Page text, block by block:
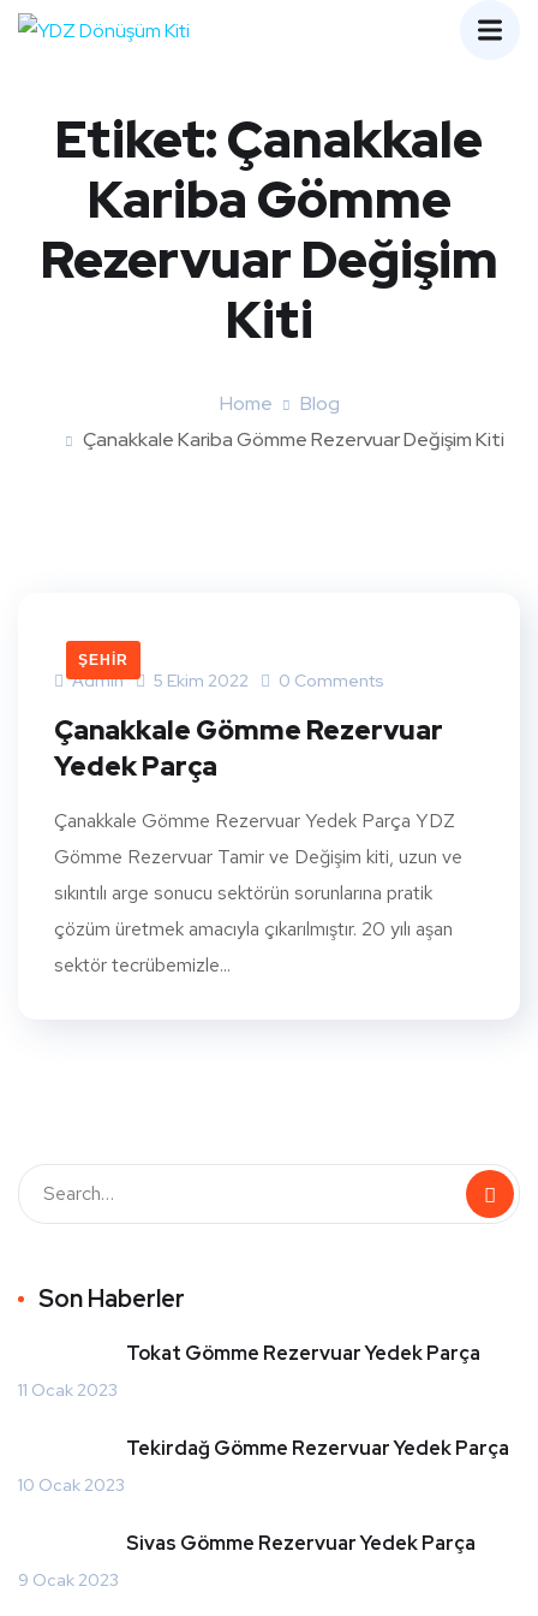
Etiket:Çanakkale
Kariba Gömme
Rezervuar Değişim
Kiti
Home
Blog
Çanakkale Kariba Gömme Rezervuar Değişim Kiti
ŞEHIR
Admin 5 Ekim 2022 0 Comments
Çanakkale Gömme Rezervuar
Yedek Parça
Çanakkale Gömme Rezervuar Yedek Parça YDZ
Gömme Rezervuar Tamir ve Değişim kiti, uzun ve
sıkıntılı arge sonucu sektörün sorunlarına pratik
çözüm üretmek amacıyla çıkarılmıştır. 20 yılı aşan
sektör tecrübemizle...
Son Haberler
Tokat Gömme Rezervuar Yedek Parça
11 Ocak 2023
Tekirdağ Gömme Rezervuar Yedek Parça
10 Ocak 2023
Sivas Gömme Rezervuar Yedek Parça
9 Ocak 2023